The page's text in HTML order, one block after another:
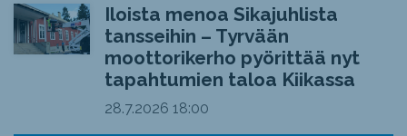
Iloista menoa Sikajuhlista
tansseihin – Tyrvään
moottorikerho pyörittää nyt
tapahtumien taloa Kiikassa
28.7.2026 18:00